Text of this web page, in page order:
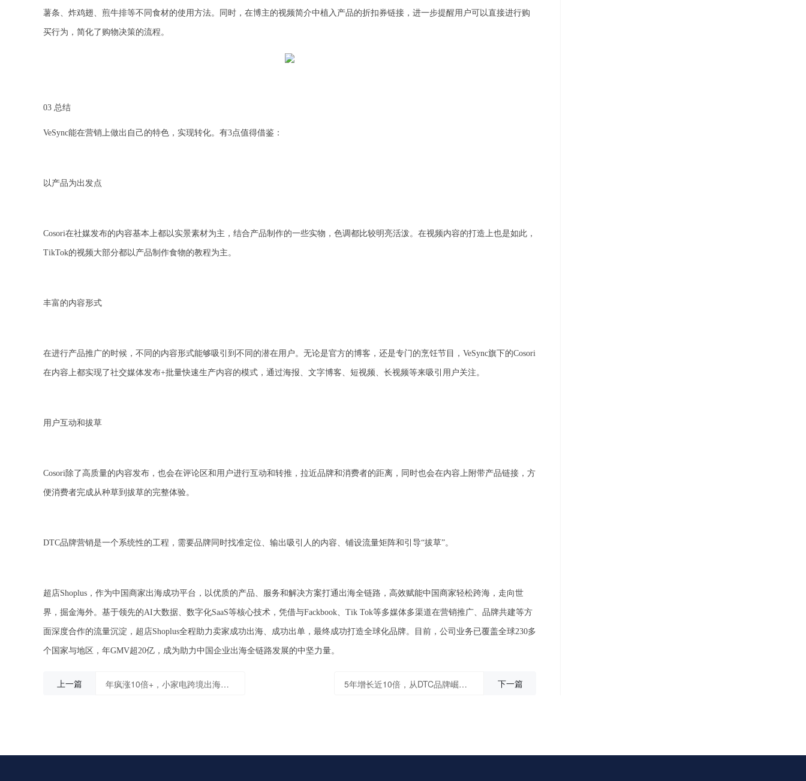
薯条、炸鸡翅、煎牛排等不同食材的使用方法。同时，在博主的视频简介中植入产品的折扣券链接，进一步提醒用户可以直接进行购
买行为，简化了购物决策的流程。
03 总结
VeSync能在营销上做出自己的特色，实现转化。有3点值得借鉴：
以产品为出发点
Cosori在社媒发布的内容基本上都以实景素材为主，结合产品制作的一些实物，色调都比较明亮活泼。在视频内容的打造上也是如此，
TikTok的视频大部分都以产品制作食物的教程为主。
丰富的内容形式
在进行产品推广的时候，不同的内容形式能够吸引到不同的潜在用户。无论是官方的博客，还是专门的烹饪节目，VeSync旗下的Cosori
在内容上都实现了社交媒体发布+批量快速生产内容的模式，通过海报、文字博客、短视频、长视频等来吸引用户关注。
用户互动和拔草
Cosori除了高质量的内容发布，也会在评论区和用户进行互动和转推，拉近品牌和消费者的距离，同时也会在内容上附带产品链接，方
便消费者完成从种草到拔草的完整体验。
DTC品牌营销是一个系统性的工程，需要品牌同时找准定位、输出吸引人的内容、铺设流量矩阵和引导“拔草”。
超店Shoplus，作为中国商家出海成功平台，以优质的产品、服务和解决方案打通出海全链路，高效赋能中国商家轻松跨海，走向世
界，掘金海外。基于领先的AI大数据、数字化SaaS等核心技术，凭借与Fackbook、Tik Tok等多媒体多渠道在营销推广、品牌共建等方
面深度合作的流量沉淀，超店Shoplus全程助力卖家成功出海、成功出单，最终成功打造全球化品牌。目前，公司业务已覆盖全球230多
个国家与地区，年GMV超20亿，成为助力中国企业出海全链路发展的中坚力量。
上一篇 年疯涨10倍+，小家电跨境出海迎来品牌高光时刻！ 5年增长近10倍，从DTC品牌崛起研判出海新机遇 下一篇